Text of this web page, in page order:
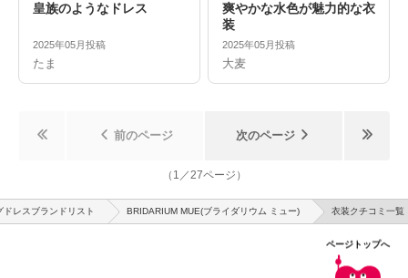
皇族のようなドレス
2025年05月投稿
たま
爽やかな水色が魅力的な衣
装
2025年05月投稿
大麦
前のページ 次のページ
（ 1 ／27ページ）
ドレスブランドリスト BRIDARIUM MUE(ブライダリウム ミュー) 衣装クチコミ一覧
ページトップへ